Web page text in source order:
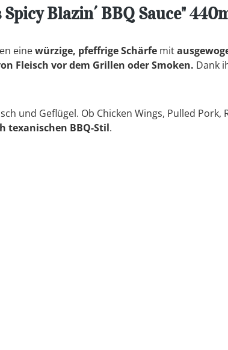
Blazin´ BBQ Sauce"
einewürzige, pfeffrige Schärfe mit
Fleisch vor dem Grillen oder Smoken. Dank
und Geflügel. Ob Chicken Wings, Pulled Pork,
texanischen BBQ-Stil.